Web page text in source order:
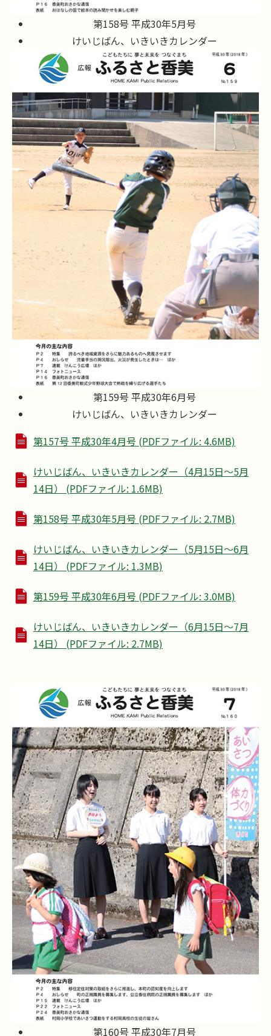
第158号 平成30年5月号
けいじばん、いきいきカレンダー
第159号 平成30年6月号
けいじばん、いきいきカレンダー
第157号 平成30年4月号 (PDFファイル: 4.6MB)
けいじばん、いきいきカレンダー（4月15日～5月
14日） (PDFファイル: 1.6MB)
第158号 平成30年5月号 (PDFファイル: 2.7MB)
けいじばん、いきいきカレンダー（5月15日～6月
14日） (PDFファイル: 1.3MB)
第159号 平成30年6月号 (PDFファイル: 3.0MB)
けいじばん、いきいきカレンダー（6月15日～7月
14日） (PDFファイル: 2.7MB)
第160号 平成30年7月号